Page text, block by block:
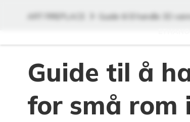
ART FIREPLACE Guide til å handle 3D
Guide til å
for små rom